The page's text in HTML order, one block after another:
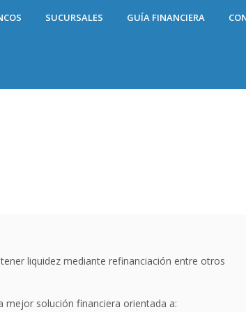
SUCURSALES GUÍA FINANCIERA
liquidez mediante refinanciación entre otros
mejor solución financiera orientada a: